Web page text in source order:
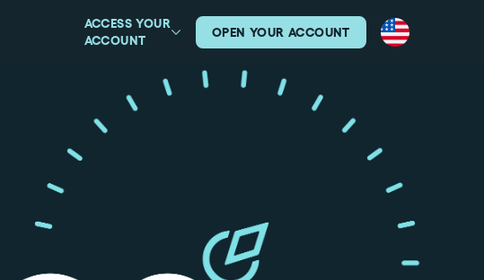
ACCESS YOUR
ACCOUNT
OPEN YOUR ACCOUNT